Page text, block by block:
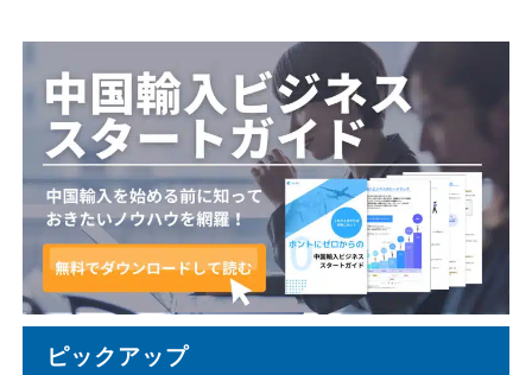
ピックアップ